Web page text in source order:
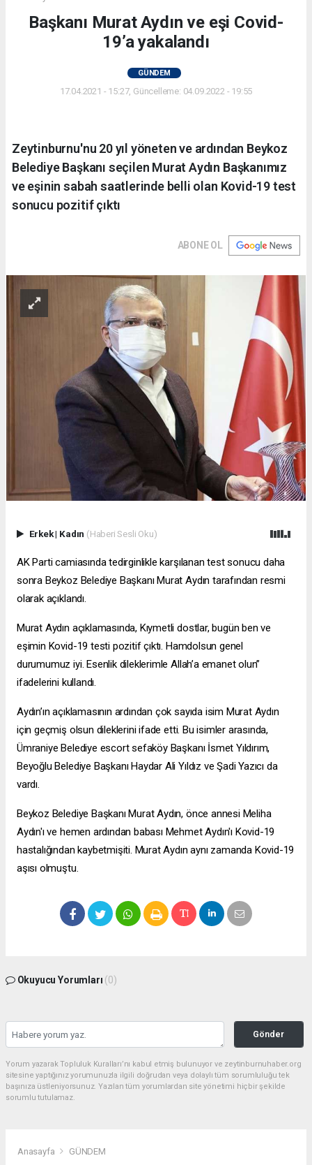
Başkanı Murat Aydın ve eşi Covid-
19’a yakalandı
GÜNDEM
17.04.2021 - 15:27, Güncelleme: 04.09.2022 - 19:55
Zeytinburnu'nu 20 yıl yöneten ve ardından Beykoz
Belediye Başkanı seçilen Murat Aydın Başkanımız
ve eşinin sabah saatlerinde belli olan Kovid-19 test
sonucu pozitif çıktı
ABONE OL
Erkek| Kadın (Haberi Sesli Oku)
AK Parti camiasında tedirginlikle karşılanan test sonucu daha
sonra Beykoz Belediye Başkanı Murat Aydın tarafından resmi
olarak açıklandı.
Murat Aydın açıklamasında, Kıymetli dostlar, bugün ben ve
eşimin Kovid-19 testi pozitif çıktı. Hamdolsun genel
durumumuz iyi. Esenlik dileklerimle Allah’a emanet olun”
ifadelerini kullandı.
Aydın’ın açıklamasının ardından çok sayıda isim Murat Aydın
için geçmiş olsun dileklerini ifade etti. Bu isimler arasında,
Ümraniye Belediye escort sefaköyBaşkanı İsmet Yıldırım,
Beyoğlu Belediye Başkanı Haydar Ali Yıldız ve Şadi Yazıcı da
vardı.
Beykoz Belediye Başkanı Murat Aydın, önce annesi Meliha
Aydın'ı ve hemen ardından babası Mehmet Aydın'ı Kovid-19
hastalığından kaybetmişiti. Murat Aydın aynı zamanda Kovid-19
aşısı olmuştu.
Okuyucu Yorumları (0)
Gönder
Yorum yazarak Topluluk Kuralları’nı kabul etmiş bulunuyor ve zeytinburnuhaber.org
sitesine yaptığınız yorumunuzla ilgili doğrudan veya dolaylı tüm sorumluluğu tek
başınıza üstleniyorsunuz. Yazılan tüm yorumlardan site yönetimi hiçbir şekilde
sorumlu tutulamaz.
Anasayfa GÜNDEM